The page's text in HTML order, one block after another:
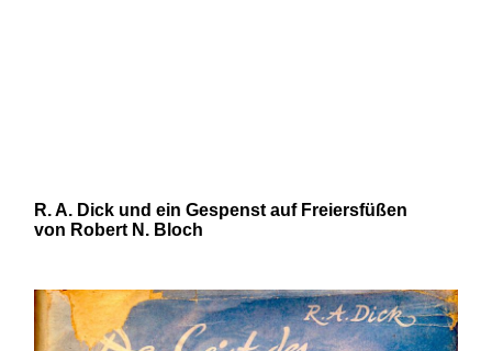
R. A. Dick und ein Gespenst auf Freiersfüßen
von Robert N. Bloch